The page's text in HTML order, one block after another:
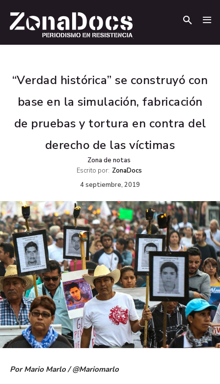
“Verdad histórica” se construyó con
base en la simulación, fabricación
de pruebas y tortura en contra del
derecho de las víctimas
Zona de notas
Escrito por: ZonaDocs
4 septiembre, 2019
Por Mario Marlo / @Mariomarlo